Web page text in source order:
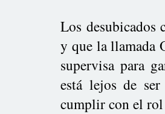
Los desubicados
y que la llamada
supervisa para
está lejos de
cumplir con el